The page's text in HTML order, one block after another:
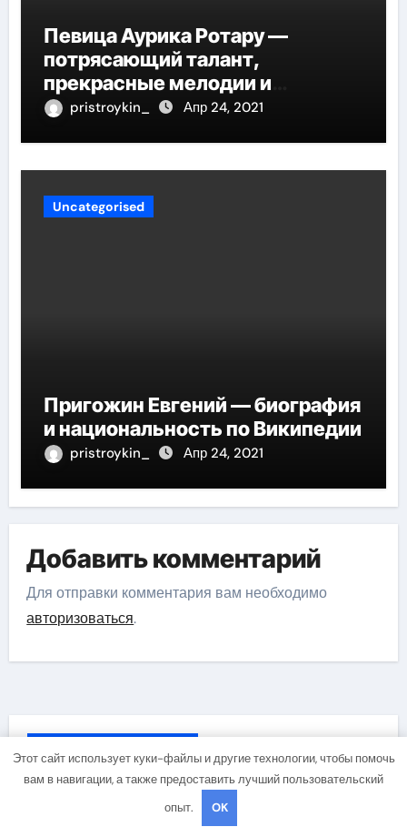
Певица Аурика Ротару —
потрясающий талант,
прекрасные мелодии и
интересные моменты из её
pristroykin_ Апр 24, 2021
Uncategorised
Пригожин Евгений — биография
и национальность по Википедии
pristroykin_ Апр 24, 2021
Добавить комментарий
Для отправки комментария вам необходимо
авторизоваться.
Вы пропустили
Этот сайт использует куки-файлы и другие технологии, чтобы помочь
вам в навигации, а также предоставить лучший пользовательский
опыт.
OK